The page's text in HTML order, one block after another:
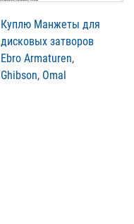
Куплю Манжеты для
дисковых затворов
Ebro Armaturen,
Ghibson, Omal